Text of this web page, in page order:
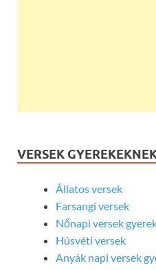
VERSEK
Állatos versek
Farsangi versek
Nőnapi versek
Húsvéti versek
Anyák napi versek